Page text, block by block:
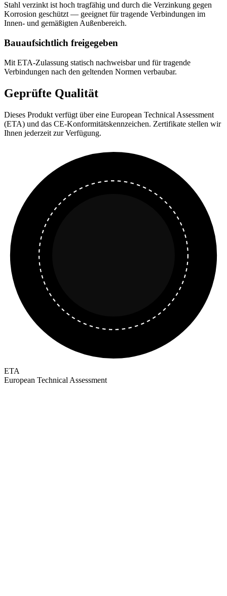
Stahl verzinkt ist hoch tragfähig und durch die Verzinkung gegen
Korrosion geschützt — geeignet für tragende Verbindungen im
Innen- und gemäßigten Außenbereich.
Bauaufsichtlich freigegeben
Mit ETA-Zulassung statisch nachweisbar und für tragende
Verbindungen nach den geltenden Normen verbaubar.
Geprüfte Qualität
Dieses Produkt verfügt über eine European Technical Assessment
(ETA) und das CE-Konformitätskennzeichen. Zertifikate stellen wir
Ihnen jederzeit zur Verfügung.
ETA
European Technical Assessment